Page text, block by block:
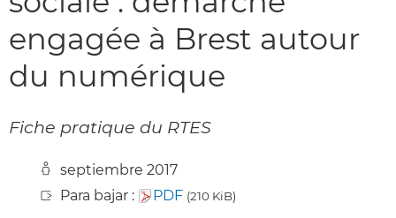
engagée à Brest autour
du numérique
Fiche pratique du RTES
septiembre 2017
Para bajar :
PDF (210 KiB)